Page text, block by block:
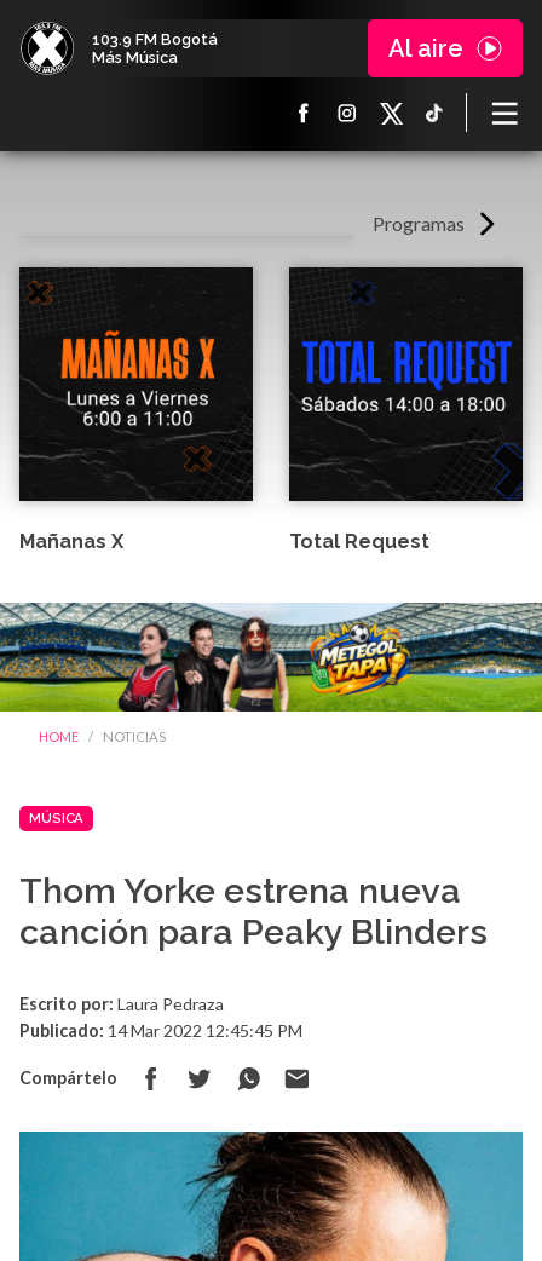
103.9 FM Bogotá
Más Música
Al aire
Programas
Mañanas X Total Request
HOME NOTICIAS
MÚSICA
Thom Yorke estrena nueva
canción para Peaky Blinders
Escrito por: Laura Pedraza
Publicado: 14 Mar 2022 12:45:45 PM
Compártelo